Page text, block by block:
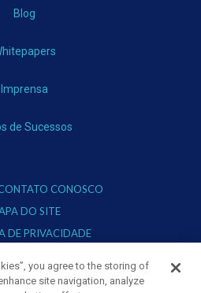
Blog
Imprensa
de Sucessos
CONOSCO
DO SITE
DE PRIVACIDADE
you agree to the storing of
site navigation, analyze